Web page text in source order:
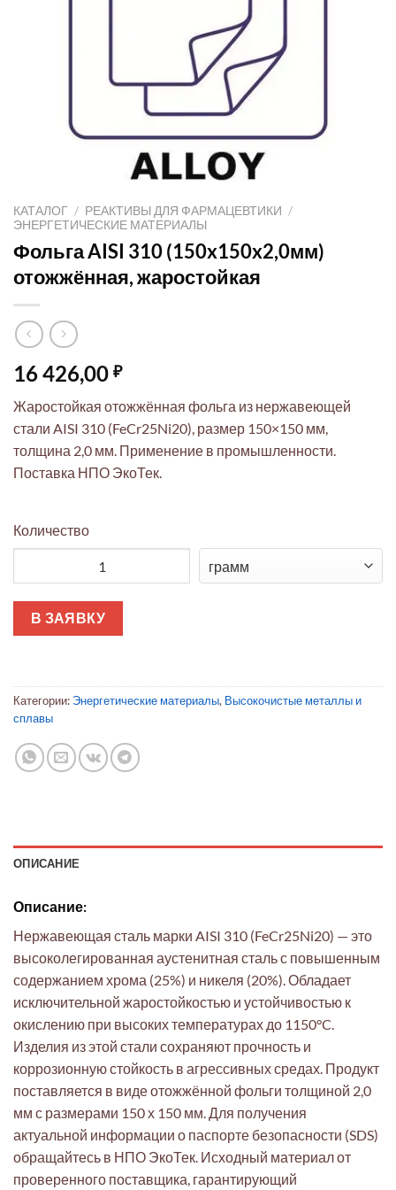
КАТАЛОГ / РЕАКТИВЫ ДЛЯ ФАРМАЦЕВТИКИ /
ЭНЕРГЕТИЧЕСКИЕ МАТЕРИАЛЫ
Фольга AISI 310 (150x150x2,0мм)
отожжённая, жаростойкая
16 426,00 ₽
Жаростойкая отожжённая фольга из нержавеющей
стали AISI 310 (FeCr25Ni20), размер 150×150 мм,
толщина 2,0 мм. Применение в промышленности.
Поставка НПО ЭкоТек.
Количество
В ЗАЯВКУ
Категории: Энергетические материалы, Высокочистые металлы и
сплавы
ОПИСАНИЕ
Описание:
Нержавеющая сталь марки AISI 310 (FeCr25Ni20) — это
высоколегированная аустенитная сталь с повышенным
содержанием хрома (25%) и никеля (20%). Обладает
исключительной жаростойкостью и устойчивостью к
окислению при высоких температурах до 1150°C.
Изделия из этой стали сохраняют прочность и
коррозионную стойкость в агрессивных средах. Продукт
поставляется в виде отожжённой фольги толщиной 2,0
мм с размерами 150 х 150 мм. Для получения
актуальной информации о паспорте безопасности (SDS)
обращайтесь в НПО ЭкоТек. Исходный материал от
проверенного поставщика, гарантирующий